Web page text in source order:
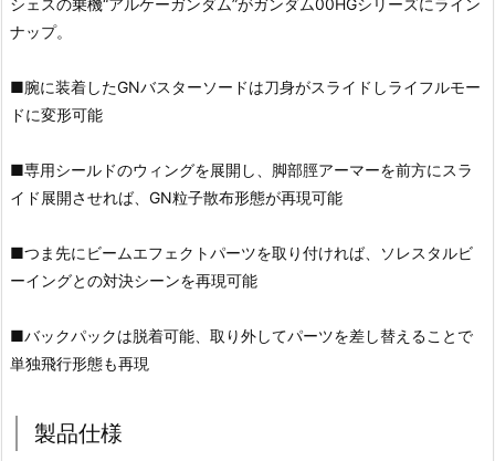
シェスの乗機“アルケーガンダム”がガンダム00HGシリーズにライン
ナップ。
■腕に装着したGNバスターソードは刀身がスライドしライフルモー
ドに変形可能
■専用シールドのウィングを展開し、脚部脛アーマーを前方にスラ
イド展開させれば、GN粒子散布形態が再現可能
■つま先にビームエフェクトパーツを取り付ければ、ソレスタルビ
ーイングとの対決シーンを再現可能
■バックパックは脱着可能、取り外してパーツを差し替えることで
単独飛行形態も再現
製品仕様